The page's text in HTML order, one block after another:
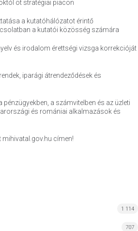
öt stratégiai piacon
a kutatóhálózatot érintő
a kutatói közösség számára
és irodalom érettségi vizsga korrekcióját
iparági átrendeződések és
pénzügyekben, a számvitelben és az üzleti
és romániai alkalmazások és
címen!
1 114
707